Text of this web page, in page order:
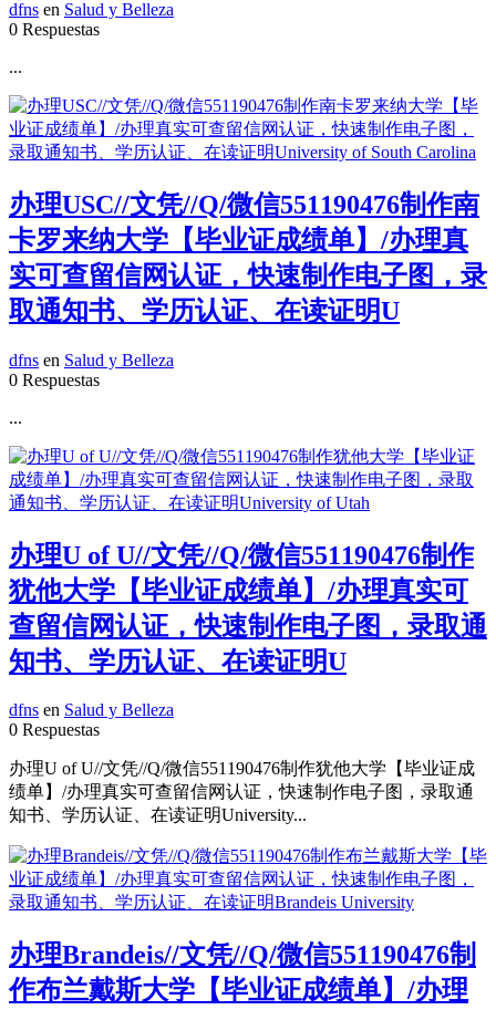
dfns en Salud y Belleza
0 Respuestas
...
办理USC//文凭//Q/微信551190476制作南
卡罗来纳大学【毕业证成绩单】/办理真
实可查留信网认证，快速制作电子图，录
取通知书、学历认证、在读证明U
dfns en Salud y Belleza
0 Respuestas
...
办理U of U//文凭//Q/微信551190476制作
犹他大学【毕业证成绩单】/办理真实可
查留信网认证，快速制作电子图，录取通
知书、学历认证、在读证明U
dfns en Salud y Belleza
0 Respuestas
办理U of U//文凭//Q/微信551190476制作犹他大学【毕业证成
绩单】/办理真实可查留信网认证，快速制作电子图，录取通
知书、学历认证、在读证明University...
办理Brandeis//文凭//Q/微信551190476制
作布兰戴斯大学【毕业证成绩单】/办理